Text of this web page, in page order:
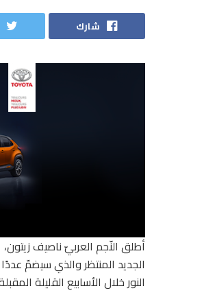
شارك
أطلق النّجم العربيّ ناصيف
الجديد المنتظر والذي سيضمّ
النور خلال الأسابيع القليلة